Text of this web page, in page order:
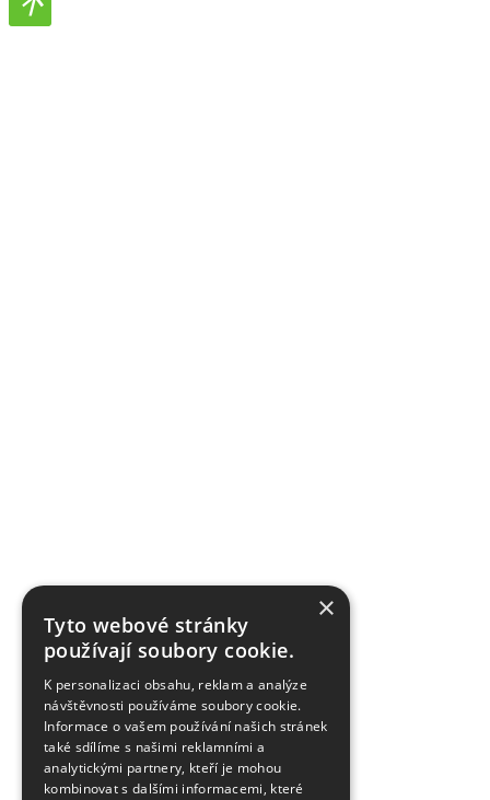
×
Tyto webové stránky
používají soubory cookie.
K personalizaci obsahu, reklam a analýze
návštěvnosti používáme soubory cookie.
Informace o vašem používání našich stránek
také sdílíme s našimi reklamními a
analytickými partnery, kteří je mohou
kombinovat s dalšími informacemi, které